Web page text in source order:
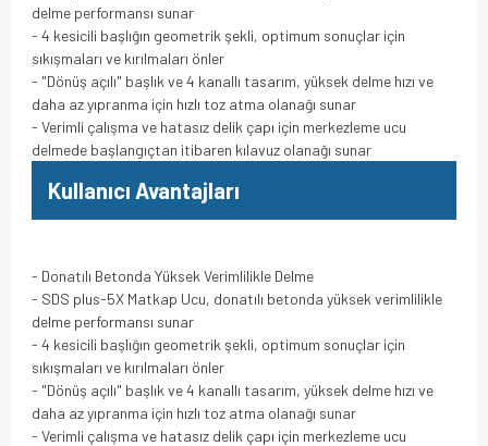
delme performansı sunar
- 4 kesicili başlığın geometrik şekli, optimum sonuçlar için
sıkışmaları ve kırılmaları önler
- "Dönüş açılı" başlık ve 4 kanallı tasarım, yüksek delme hızı ve
daha az yıpranma için hızlı toz atma olanağı sunar
- Verimli çalışma ve hatasız delik çapı için merkezleme ucu
delmede başlangıçtan itibaren kılavuz olanağı sunar
Kullanıcı Avantajları
- Donatılı Betonda Yüksek Verimlilikle Delme
- SDS plus-5X Matkap Ucu, donatılı betonda yüksek verimlilikle
delme performansı sunar
- 4 kesicili başlığın geometrik şekli, optimum sonuçlar için
sıkışmaları ve kırılmaları önler
- "Dönüş açılı" başlık ve 4 kanallı tasarım, yüksek delme hızı ve
daha az yıpranma için hızlı toz atma olanağı sunar
- Verimli çalışma ve hatasız delik çapı için merkezleme ucu